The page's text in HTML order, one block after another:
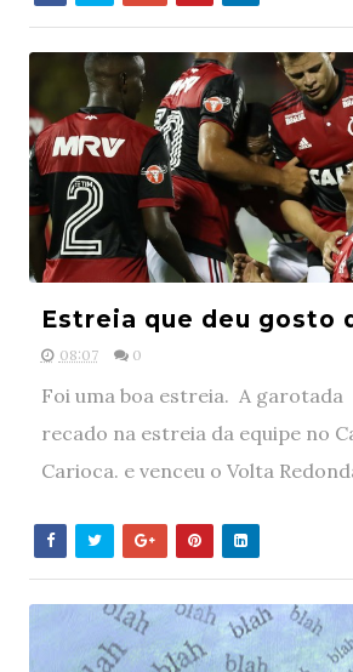
Estreia que deu gosto
08:07 0
Foi uma boa estreia. A garotada
recado na estreia da equipe no
Carioca. e venceu o Volta